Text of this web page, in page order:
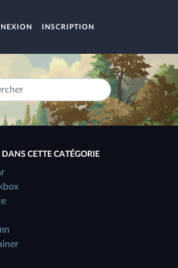
INSCRIPTION
CETTE CATÉGORIE